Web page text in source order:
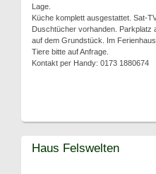
Lage.
Küche komplett ausgestattet. Sat-
Duschtücher vorhanden. Parkplatz
auf dem Grundstück. Im
Tiere bitte auf Anfrage.
Kontakt per Handy: 0173 1880674
Haus Felswelten